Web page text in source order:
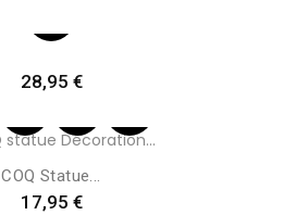
Preis
28,95 €
COQ Statue...
Preis
17,95 €